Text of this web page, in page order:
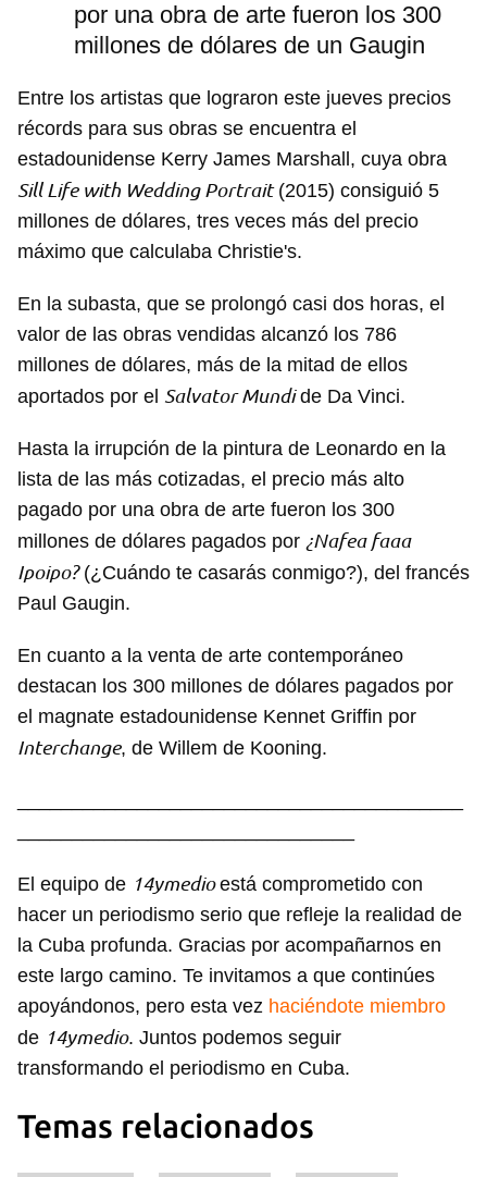
por una obra de arte fueron los 300
millones de dólares de un Gaugin
Entre los artistas que lograron este jueves precios
récords para sus obras se encuentra el
estadounidense Kerry James Marshall, cuya obra
Sill Life with Wedding Portrait(2015) consiguió 5
millones de dólares, tres veces más del precio
máximo que calculaba Christie's.
En la subasta, que se prolongó casi dos horas, el
valor de las obras vendidas alcanzó los 786
millones de dólares, más de la mitad de ellos
aportados por el Salvator Mundide Da Vinci.
Hasta la irrupción de la pintura de Leonardo en la
lista de las más cotizadas, el precio más alto
pagado por una obra de arte fueron los 300
millones de dólares pagados por ¿Nafea faaa
Ipoipo?(¿Cuándo te casarás conmigo?), del francés
Paul Gaugin.
En cuanto a la venta de arte contemporáneo
destacan los 300 millones de dólares pagados por
el magnate estadounidense Kennet Griffin por
Interchange, de Willem de Kooning.
El equipo de 14ymedioestá comprometido con
hacer un periodismo serio que refleje la realidad de
la Cuba profunda. Gracias por acompañarnos en
este largo camino. Te invitamos a que continúes
apoyándonos, pero esta vez haciéndote miembro
de 14ymedio. Juntos podemos seguir
transformando el periodismo en Cuba.
Temas relacionados